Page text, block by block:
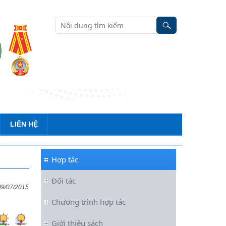
LIÊN HỆ
07/2015
Hợp tác
Đối tác
Chương trình hợp tác
Giới thiệu sách
Đối thoại ICWA – VASS lần thứ 6: